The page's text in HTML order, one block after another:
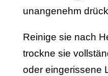
unangenehm
Reinige sie nach
trockne sie
oder eingerissene